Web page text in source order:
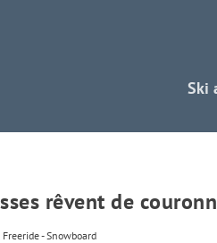
Ski
rêvent de
Freeride - Snowboard